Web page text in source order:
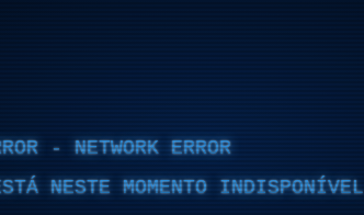
- NETWORK ERROR
NESTE MOMENTO INDISPONÍVEL